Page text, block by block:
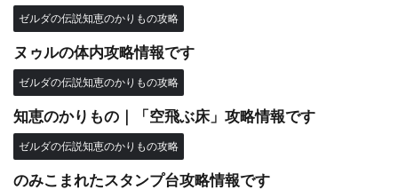
ゼルダの伝説知恵のかりもの攻略
ヌゥルの体内攻略情報です
ゼルダの伝説知恵のかりもの攻略
知恵のかりもの｜「空飛ぶ床」攻略情報です
ゼルダの伝説知恵のかりもの攻略
のみこまれたスタンプ台攻略情報です